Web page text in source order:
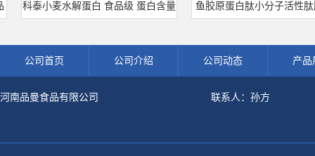
科泰小麦水解蛋白 食品级 蛋白含量 鱼胶原蛋白肽小分子活性肽胶原
公司首页 公司介绍 公司动态 产品
河南品曼食品有限公司 联系人：孙方